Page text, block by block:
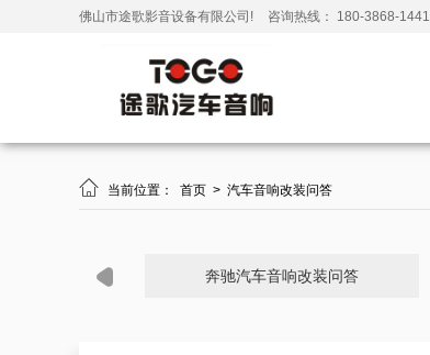
佛山市途歌影音设备有限公司! 咨询热线： 180-3868-1441
 当前位置： 首页 > 汽车音响改装问答
奔驰汽车音响改装问答